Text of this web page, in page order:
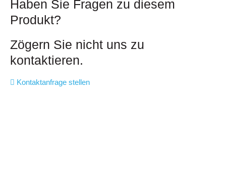
Haben Sie Fragen zu diesem
Produkt?
Zögern Sie nicht uns zu
kontaktieren.
Kontaktanfrage stellen